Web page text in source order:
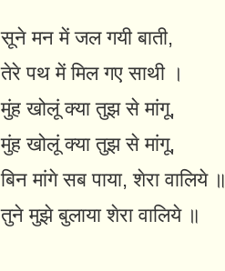
सूने मन में जल गयी बाती,
तेरे पथ में मिल गए साथी ।
मुंह खोलूं क्या तुझ से मांगू,
मुंह खोलूं क्या तुझ से मांगू,
बिन मांगे सब पाया, शेरा वालिये ॥
तुने मुझे बुलाया शेरा वालिये ॥